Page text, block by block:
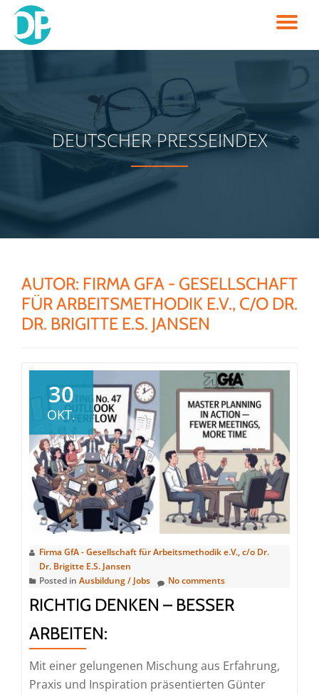
Skip
to
DEUTSCHER PRESSEINDEX
AUTOR: FIRMA GFA - GESELLSCHAFT
FÜR ARBEITSMETHODIK E.V., C/O DR.
DR. BRIGITTE E.S. JANSEN
30
OKT.
Firma GfA - Gesellschaft für Arbeitsmethodik e.V., c/o Dr.
Dr. Brigitte E.S. Jansen
Posted in Ausbildung / Jobs No comments
RICHTIG DENKEN – BESSER
ARBEITEN:
Mit einer gelungenen Mischung aus Erfahrung,
Praxis und Inspiration präsentierten Günter